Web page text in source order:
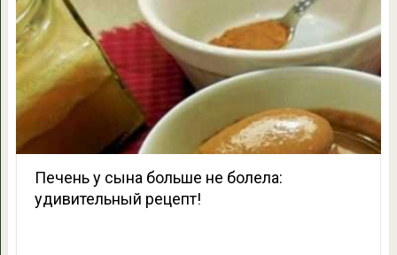
Печень у сына больше не болела:
удивительный рецепт!